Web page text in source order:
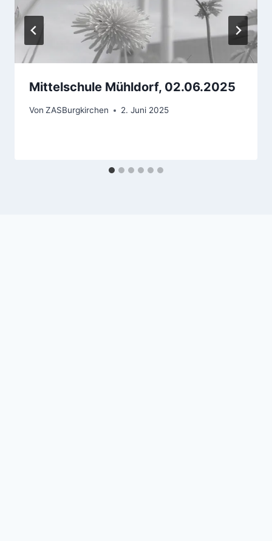
Mittelschule Mühldorf, 02.06.2025
Von ZASBurgkirchen 2. Juni 2025